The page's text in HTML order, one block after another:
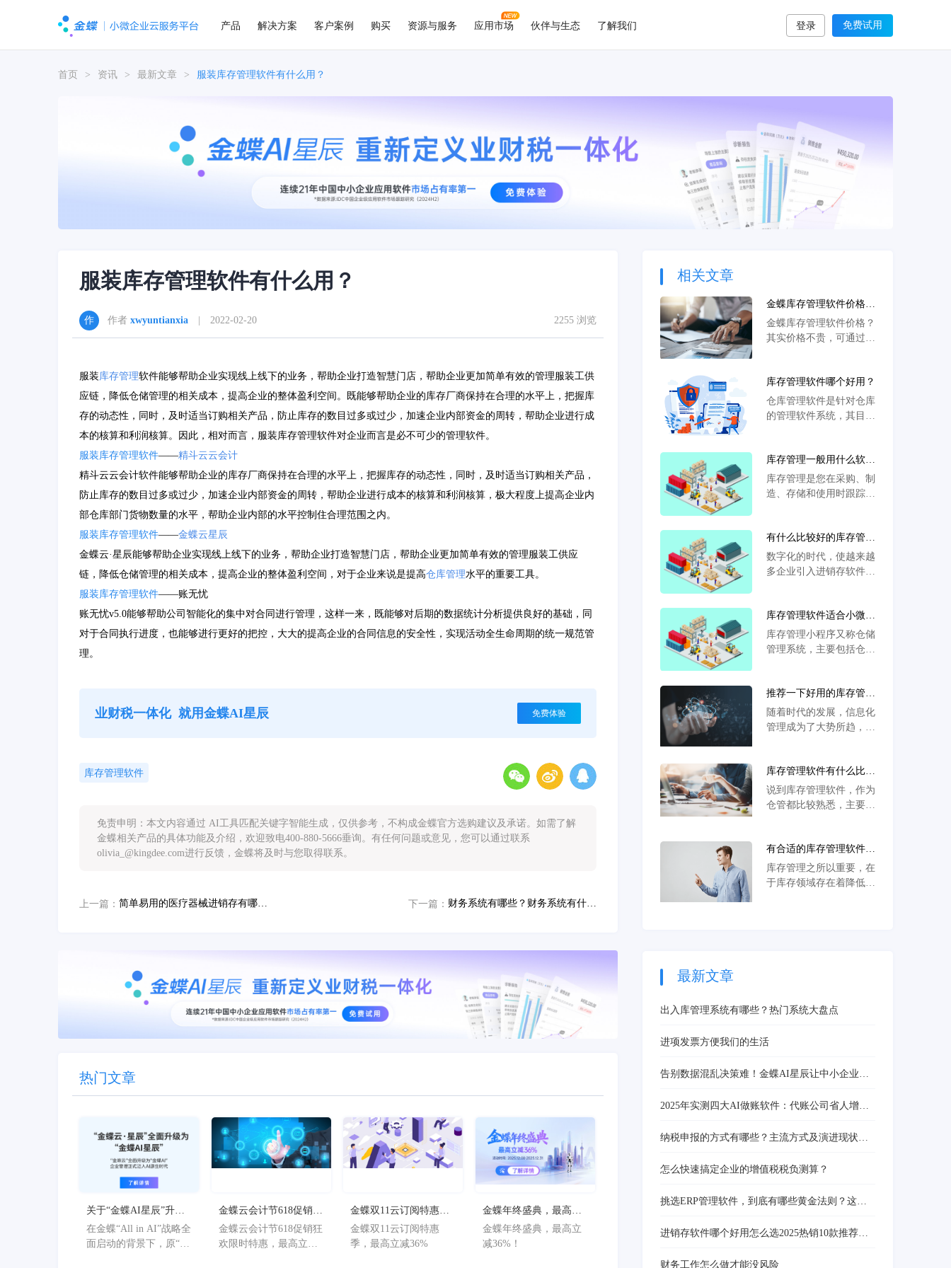
产品 解决方案 客户案例 购买 资源与服务 应用市场 伙伴与生态 了解我们 登录 免费试用
首页 > 资讯 > 最新文章 > 服装库存管理软件有什么用？
服装库存管理软件有什么用？
作者 xwyuntianxia | 2022-02-20 2255 浏览
服装库存管理软件能够帮助企业实现线上线下的业务，帮助企业打造智慧门店，帮助企业更加简单有效的管理服装工供
应链，降低仓储管理的相关成本，提高企业的整体盈利空间。既能够帮助企业的库存厂商保持在合理的水平上，把握库
存的动态性，同时，及时适当订购相关产品，防止库存的数目过多或过少，加速企业内部资金的周转，帮助企业进行成
本的核算和利润核算。因此，相对而言，服装库存管理软件对企业而言是必不可少的管理软件。
服装库存管理软件——精斗云云会计
精斗云云会计软件能够帮助企业的库存厂商保持在合理的水平上，把握库存的动态性，同时，及时适当订购相关产品，
防止库存的数目过多或过少，加速企业内部资金的周转，帮助企业进行成本的核算和利润核算，极大程度上提高企业内
部仓库部门货物数量的水平，帮助企业内部的水平控制住合理范围之内。
服装库存管理软件——金蝶云星辰
金蝶云·星辰能够帮助企业实现线上线下的业务，帮助企业打造智慧门店，帮助企业更加简单有效的管理服装工供应
链，降低仓储管理的相关成本，提高企业的整体盈利空间，对于企业来说是提高仓库管理水平的重要工具。
服装库存管理软件——账无忧
账无忧v5.0能够帮助公司智能化的集中对合同进行管理，这样一来，既能够对后期的数据统计分析提供良好的基础，同
对于合同执行进度，也能够进行更好的把控，大大的提高企业的合同信息的安全性，实现活动全生命周期的统一规范管
理。
业财税一体化 就用金蝶AI星辰 免费体验
库存管理软件
免责申明：本文内容通过 AI工具匹配关键字智能生成，仅供参考，不构成金蝶官方选购建议及承诺。如需了解
金蝶相关产品的具体功能及介绍，欢迎致电400-880-5666垂询。有任何问题或意见，您可以通过联系
olivia_@kingdee.com进行反馈，金蝶将及时与您取得联系。
上一篇： 简单易用的医疗器械进销存有哪些？ 下一篇： 财务系统有哪些？财务系统有什么用？
热门文章
关于“金蝶AI星辰”升级
为“金蝶AI星辰”的官方
公告
在金蝶“All in AI”战略全
面启动的背景下，原“金
金蝶云会计节618促销狂
欢限时特惠，最高立减
36%
金蝶云会计节618促销狂
欢限时特惠，最高立减
金蝶双11云订阅特惠
季，最高立减36%
金蝶双11云订阅特惠
季，最高立减36%
金蝶年终盛典，最高立
减36%！
金蝶年终盛典，最高立
减36%！
相关文章
金蝶库存管理软件价格贵
吗？
金蝶库存管理软件价格？
其实价格不贵，可通过官
使用的过程当中很方便，
只需要有一台电脑就能操
作，只需要有一台移动设
学，其实并不困难。
库存管理软件哪个好用？
仓库管理软件是针对仓库
的管理软件系统，其目的
人员做好仓库管理工作，
提高企业的管理水平，提
高管理效率。从而使企业
库存管理一般用什么软
件？
库存管理是您在采购、制
造、存储和使用时跟踪和
了您如何经营业务、服务
客户和增加销售额。对于
以销售产品为基础的企
理库存至关重要。
有什么比较好的库存管理
软件
数字化的时代，使越来越
多企业引入进销存软件，
墨方便，好使还省事而且
精准，而目前市面上的进
销存软件有很多，我们该
库存管理软件适合小微企
业么
库存管理小程序又称仓储
管理系统，主要包括仓储
之间协同工作等场景。各
子系统相互联系、密切配
合，最终完成从产品到上
追溯系统提供全过程的追
溯数据。
推荐一下好用的库存管理
软件
随着时代的发展，信息化
管理成为了大势所趋，越
店铺和库存。
库存管理软件有什么比较
好的推荐
说到库存管理软件，作为
仓管都比较熟悉，主要是
可以自动计算相关的一些
报表，比如出库报表，入
库报表，统计库存，盘点
有合适的库存管理软件
么？库存管理软件效果如
何？
库存管理之所以重要，在
于库存领域存在着降低成
支出等。
最新文章
出入库管理系统有哪些？热门系统大盘点
进项发票方便我们的生活
告别数据混乱决策难！金蝶AI星辰让中小企业财
2025年实测四大AI做账软件：代账公司省人增
纳税申报的方式有哪些？主流方式及演进现状解
怎么快速搞定企业的增值税税负测算？
挑选ERP管理软件，到底有哪些黄金法则？这篇
进销存软件哪个好用怎么选2025热销10款推荐及
财务工作怎么做才能没风险